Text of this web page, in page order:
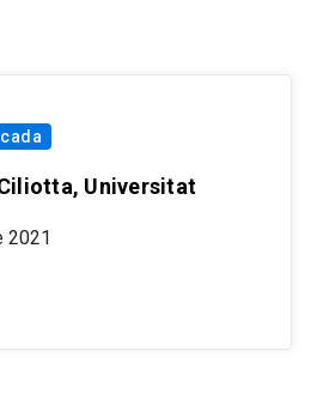
Universitat
2021